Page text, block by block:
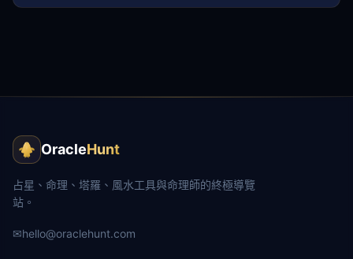
OracleHunt
占星、命理、塔羅、風水工具與命理師的終極導覽
站。
✉hello@oraclehunt.com